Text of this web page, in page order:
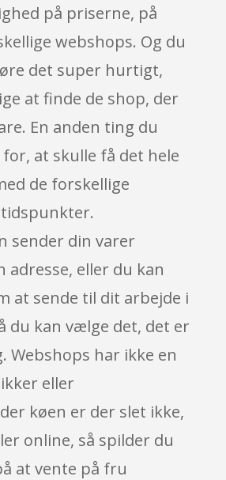
på priserne, på
webshops. Og du
det super hurtigt,
at finde de shop, der
En anden ting du
at skulle få det hele
de forskellige
sender din varer
adresse, eller du kan
at sende til dit arbejde i
du kan vælge det, det er
Webshops har ikke en
eller
køen er der slet ikke,
online, så spilder du
at vente på fru